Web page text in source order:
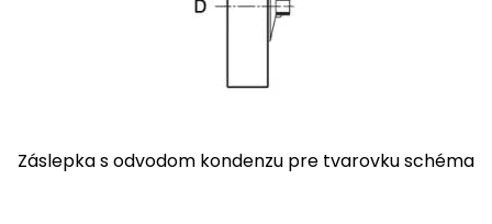
Záslepka s odvodom kondenzu pre tvarovku schéma